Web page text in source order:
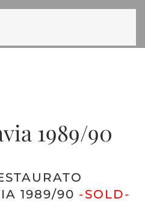
1989/90
1989/90 -SOLD-